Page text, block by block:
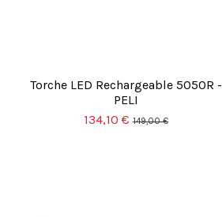
Torche LED Rechargeable 5050R -
PELI
134,10 €149,00 €